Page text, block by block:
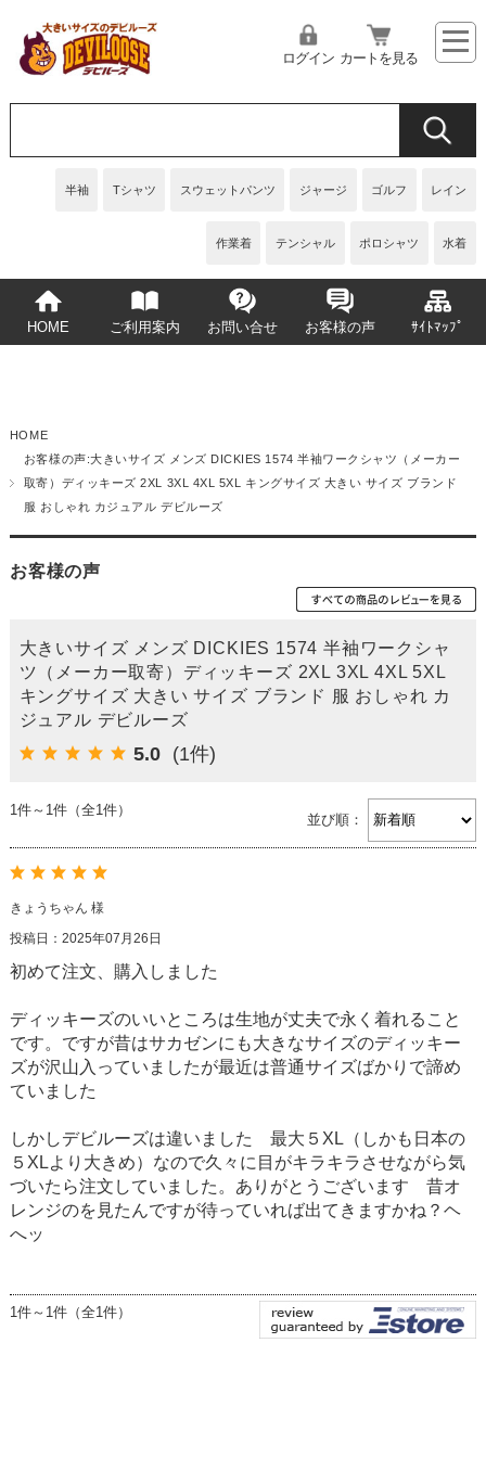
半袖 Tシャツ スウェットパンツ ジャージ ゴルフ レイン
作業着 テンシャル ポロシャツ 水着
ログイン カートを見る
HOME ご利用案内 お問い合せ お客様の声 ｻｲﾄﾏｯﾌﾟ
HOME
お客様の声:大きいサイズ メンズ DICKIES 1574 半袖ワークシャツ（メーカー
取寄）ディッキーズ 2XL 3XL 4XL 5XL キングサイズ 大きい サイズ ブランド
服 おしゃれ カジュアル デビルーズ
お客様の声
大きいサイズ メンズ DICKIES 1574 半袖ワークシャ
ツ（メーカー取寄）ディッキーズ 2XL 3XL 4XL 5XL
キングサイズ 大きい サイズ ブランド 服 おしゃれ カ
ジュアル デビルーズ
5.0 (1件)
1件～1件（全1件）
並び順：
きょうちゃん 様
投稿日：2025年07月26日
初めて注文、購入しました
ディッキーズのいいところは生地が丈夫で永く着れること
です。ですが昔はサカゼンにも大きなサイズのディッキー
ズが沢山入っていましたが最近は普通サイズばかりで諦め
ていました
しかしデビルーズは違いました 最大５XL（しかも日本の
５XLより大きめ）なので久々に目がキラキラさせながら気
づいたら注文していました。ありがとうございます 昔オ
レンジのを見たんですが待っていれば出てきますかね？ヘ
へッ
1件～1件（全1件）